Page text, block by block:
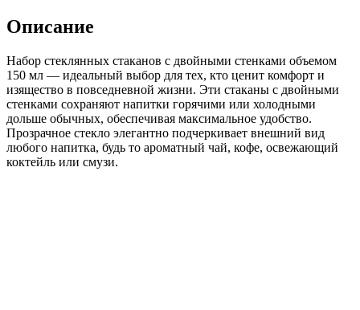
Описание
Набор стеклянных стаканов с двойными стенками объемом
150 мл — идеальный выбор для тех, кто ценит комфорт и
изящество в повседневной жизни. Эти стаканы с двойными
стенками сохраняют напитки горячими или холодными
дольше обычных, обеспечивая максимальное удобство.
Прозрачное стекло элегантно подчеркивает внешний вид
любого напитка, будь то ароматный чай, кофе, освежающий
коктейль или смузи.